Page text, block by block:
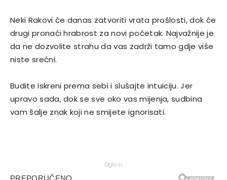
Neki Rakovi će danas zatvoriti vrata prošlosti, dok će
drugi pronaći hrabrost za novi početak. Najvažnije je
da ne dozvolite strahu da vas zadrži tamo gdje više
niste srećni.
Budite iskreni prema sebi i slušajte intuiciju. Jer
upravo sada, dok se sve oko vas mijenja, sudbina
vam šalje znak koji ne smijete ignorisati.
Oglasi